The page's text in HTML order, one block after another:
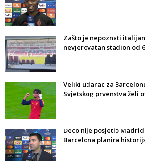
Zašto je nepoznati
nevjerovatan stadion od
Veliki udarac za
Svjetskog prvenstva želi
Deco nije posjetio
Barcelona planira